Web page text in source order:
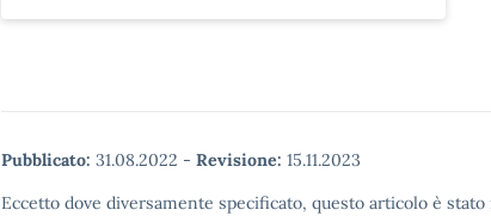
Pubblicato: 31.08.2022 - Revisione: 15.11.2023
Eccetto dove diversamente specificato, questo articolo è